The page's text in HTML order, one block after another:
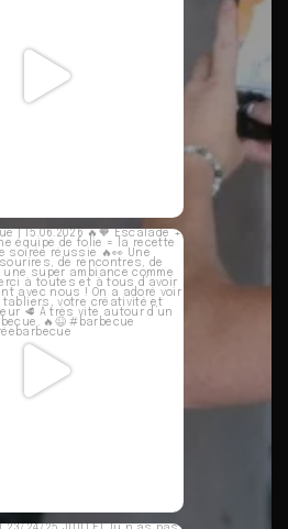
| 15.06.2026 🔥🧡
Escalade ...
45 1